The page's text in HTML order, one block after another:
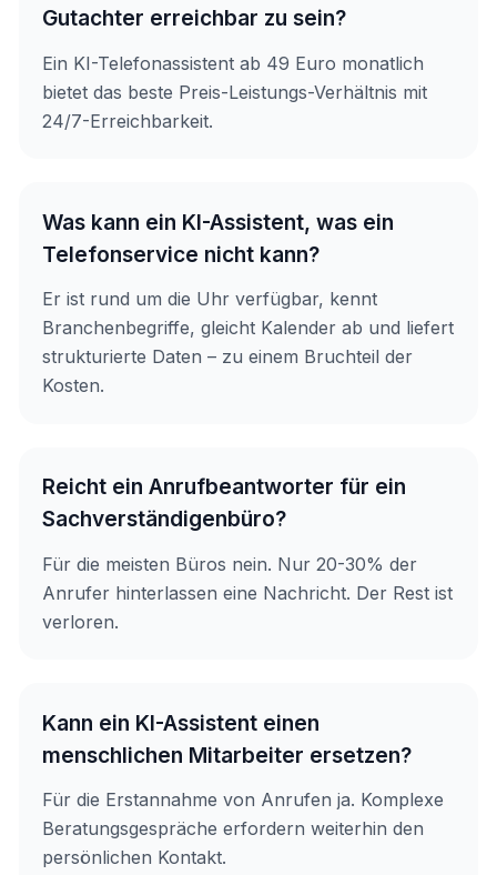
Gutachter erreichbar zu sein?
Ein KI-Telefonassistent ab 49 Euro monatlich
bietet das beste Preis-Leistungs-Verhältnis mit
24/7-Erreichbarkeit.
Was kann ein KI-Assistent, was ein
Telefonservice nicht kann?
Er ist rund um die Uhr verfügbar, kennt
Branchenbegriffe, gleicht Kalender ab und liefert
strukturierte Daten – zu einem Bruchteil der
Kosten.
Reicht ein Anrufbeantworter für ein
Sachverständigenbüro?
Für die meisten Büros nein. Nur 20-30% der
Anrufer hinterlassen eine Nachricht. Der Rest ist
verloren.
Kann ein KI-Assistent einen
menschlichen Mitarbeiter ersetzen?
Für die Erstannahme von Anrufen ja. Komplexe
Beratungsgespräche erfordern weiterhin den
persönlichen Kontakt.